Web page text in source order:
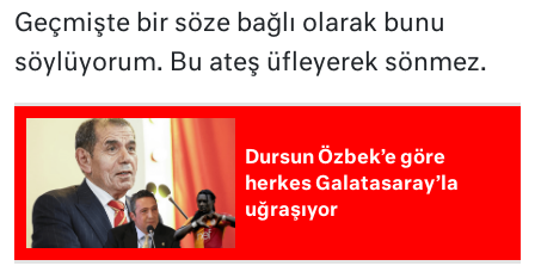
Geçmişte bir söze bağlı olarak bunu
söylüyorum. Bu ateş üfleyerek sönmez.
Dursun Özbek’e göre
herkes Galatasaray’la
uğraşıyor